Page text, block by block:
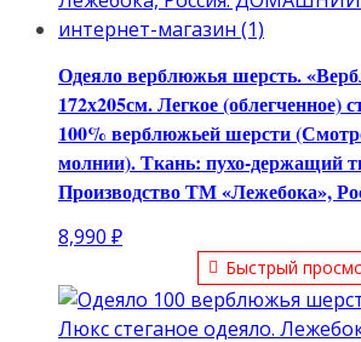
Одеяло верблюжья шерсть.
172х205см. Легкое (облегченное)
100% верблюжьей шерсти
молнии). Ткань: пухо-держащий
Производство ТМ «Лежебока»,
8,990 ₽
Быстрый